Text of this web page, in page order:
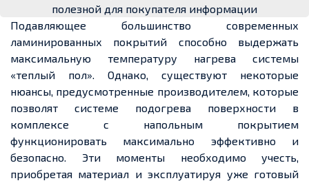
полезной для покупателя информации
Подавляющее большинство современных
ламинированных покрытий способно выдержать
максимальную температуру нагрева системы
«теплый пол». Однако, существуют некоторые
нюансы, предусмотренные производителем, которые
позволят системе подогрева поверхности в
комплексе с напольным покрытием
функционировать максимально эффективно и
безопасно. Эти моменты необходимо учесть,
приобретая материал и эксплуатируя уже готовый